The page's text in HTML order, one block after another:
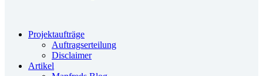
Projektaufträge
Auftragserteilung
Disclaimer
Artikel